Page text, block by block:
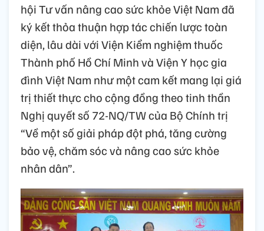
hội Tư vấn nâng cao sức khỏe Việt Nam đã
ký kết thỏa thuận hợp tác chiến lược toàn
diện, lâu dài với Viện Kiểm nghiệm thuốc
Thành phố Hồ Chí Minh và Viện Y học gia
đình Việt Nam như một cam kết mang lại giá
trị thiết thực cho cộng đồng theo tinh thần
Nghị quyết số 72-NQ/TW của Bộ Chính trị
“Về một số giải pháp đột phá, tăng cường
bảo vệ, chăm sóc và nâng cao sức khỏe
nhân dân”.